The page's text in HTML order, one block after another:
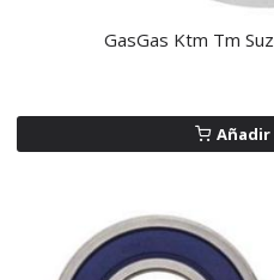
GasGas Ktm Tm
Añadir